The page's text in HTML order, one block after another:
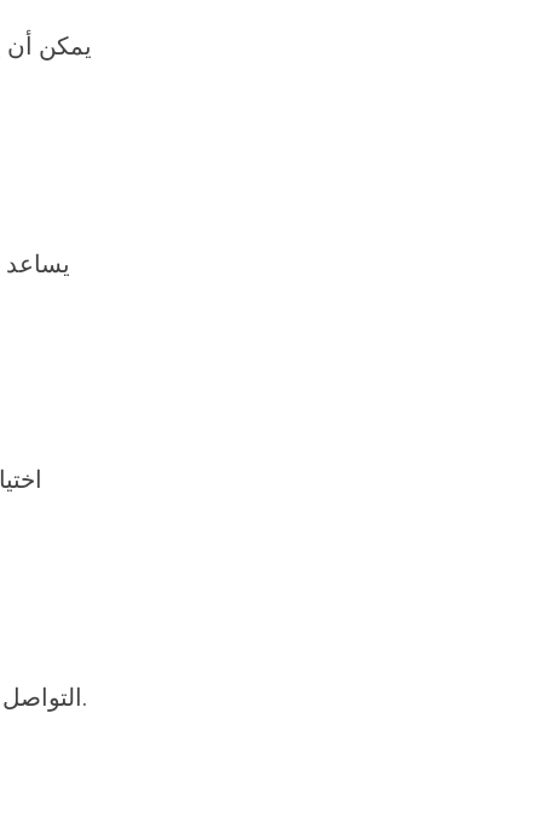
يمكن أن
يساعد
سابقًا يمكن أن يوفر لك رؤية واضحة حول جودة الخدمة وأداء المعالج.